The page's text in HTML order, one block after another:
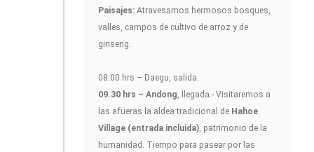
Paisajes: Atravesamos hermosos bosques,
valles, campos de cultivo de arroz y de
ginseng.
08:00 hrs – Daegu, salida.
09.30 hrs – Andong, llegada.- Visitaremos a
las afueras la aldea tradicional de Hahoe
Village (entrada incluida), patrimonio de la
humanidad. Tiempo para pasear por las